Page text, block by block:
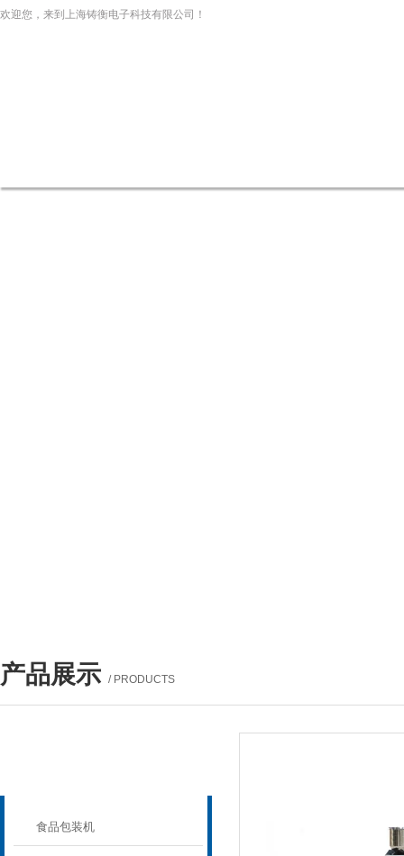
欢迎您，来到上海铸衡电子科技有限公司！
产品展示 / PRODUCTS
食品包装机